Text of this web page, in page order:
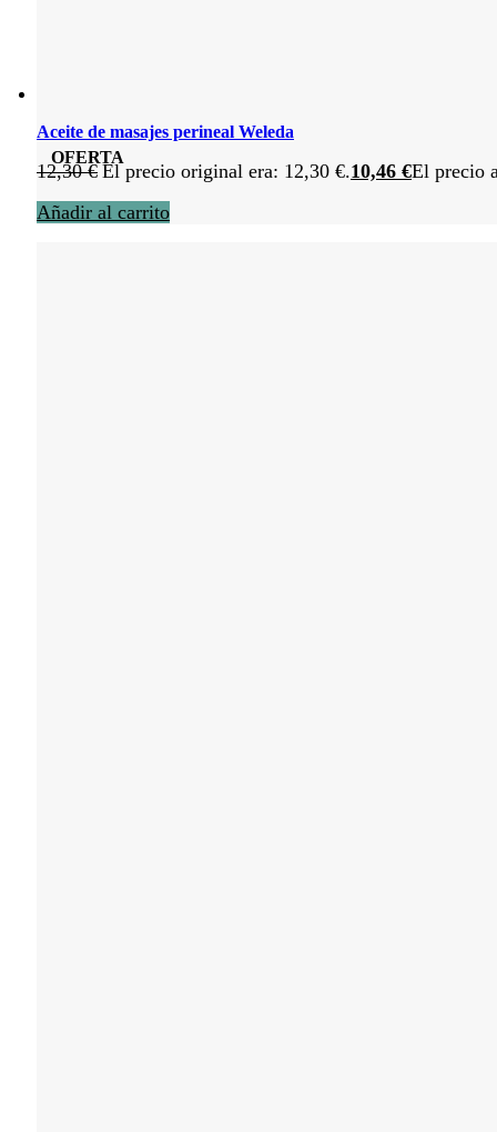
OFERTA
Aceite de masajes perineal Weleda
12,30€ El precio original era: 12,30 €.10,46 €El precio
Añadir al carrito